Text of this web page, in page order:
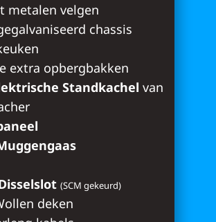
metalen velgen
chassis
extra opbergbakken
Standkachel van
(SCM gekeurd)
deken